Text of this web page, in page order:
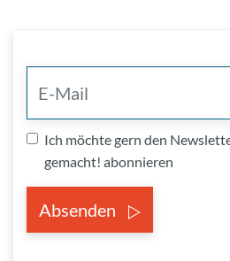
Ich möchte gern den
gemacht! abonnieren
Absenden